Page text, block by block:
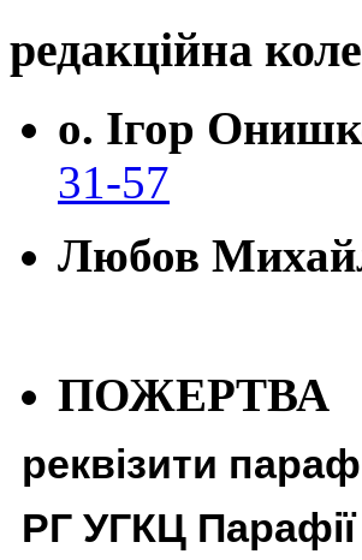
редакційна
о. Ігор
31-57
Любов
ПОЖЕРТВА
реквізити
РГ УГКЦ